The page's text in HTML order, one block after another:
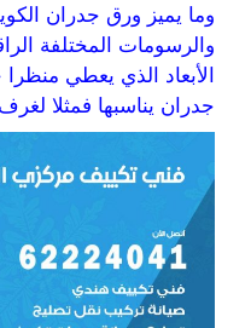
وما يميز ورق جدران
والرسومات المختلفة
الأبعاد الذي يعطي
جدران يناسبها فمثلا